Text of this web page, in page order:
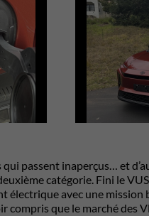
passent inaperçus… et
catégorie. Fini le
électrique avec une
compris que le marché des